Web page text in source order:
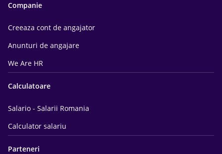
Companie
Creeaza cont de angajator
Anunturi de angajare
We Are HR
Calculatoare
Salario - Salarii Romania
Calculator salariu
Parteneri